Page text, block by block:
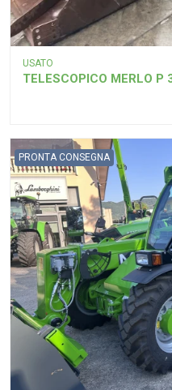
USATO
TELESCOPICO MERLO P
PRONTA CONSEGNA